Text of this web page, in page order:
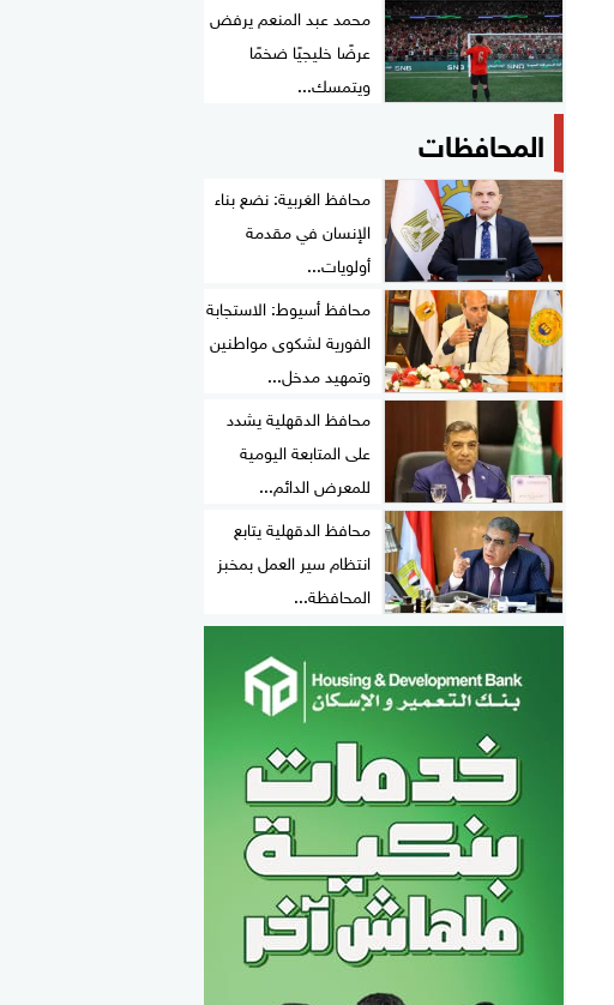
محمد عبد المنعم يرفض
عرضًا خليجيًا ضخمًا
ويتمسك...
المحافظات
محافظ الغربية: نضع بناء
الإنسان في مقدمة
أولويات...
محافظ أسيوط: الاستجابة
الفورية لشكوى مواطنين
وتمهيد مدخل...
محافظ الدقهلية يشدد
على المتابعة اليومية
للمعرض الدائم...
محافظ الدقهلية يتابع
انتظام سير العمل بمخبز
المحافظة...